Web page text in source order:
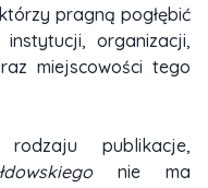
pragną pogłębić
organizacji,
miejscowości tego
publikacje,
nie ma